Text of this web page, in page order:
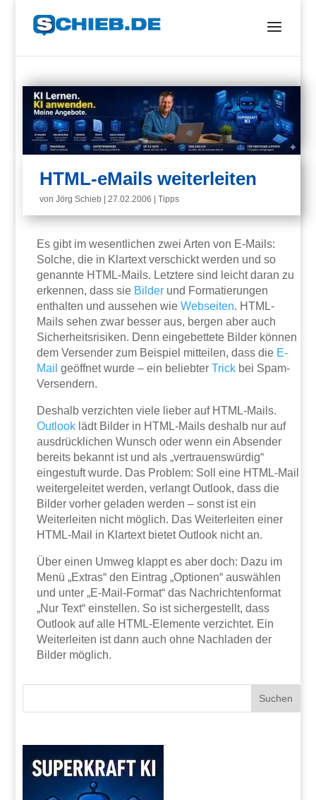
HTML-eMails weiterleiten
vonJörg Schieb |27.02.2006 |Tipps
Es gibt im wesentlichen zwei Arten von E-Mails:
Solche, die in Klartext verschickt werden und so
genannte HTML-Mails. Letztere sind leicht daran zu
erkennen, dass sie Bilder und Formatierungen
enthalten und aussehen wieWebseiten. HTML-
Mails sehen zwar besser aus, bergen aber auch
Sicherheitsrisiken. Denn eingebettete Bilder können
dem Versender zum Beispiel mitteilen, dass die E-
Mail geöffnet wurde – ein beliebterTrick bei Spam-
Versendern.
Deshalb verzichten viele lieber auf HTML-Mails.
Outlook lädt Bilder in HTML-Mails deshalb nur auf
ausdrücklichen Wunsch oder wenn ein Absender
bereits bekannt ist und als „vertrauenswürdig“
eingestuft wurde. Das Problem: Soll eine HTML-Mail
weitergeleitet werden, verlangt Outlook, dass die
Bilder vorher geladen werden – sonst ist ein
Weiterleiten nicht möglich. Das Weiterleiten einer
HTML-Mail in Klartext bietet Outlook nicht an.
Über einen Umweg klappt es aber doch: Dazu im
Menü „Extras“ den Eintrag „Optionen“ auswählen
und unter „E-Mail-Format“ das Nachrichtenformat
„Nur Text“ einstellen. So ist sichergestellt, dass
Outlook auf alle HTML-Elemente verzichtet. Ein
Weiterleiten ist dann auch ohne Nachladen der
Bilder möglich.